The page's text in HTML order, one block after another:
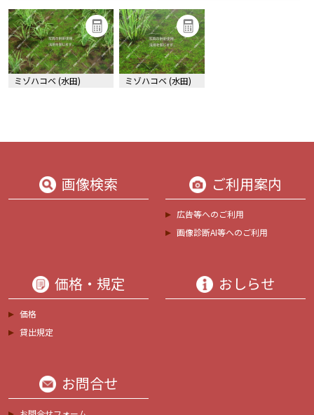
ミゾハコベ (水田) ミゾハコベ (水田)
画像検索 ご利用案内
広告等へのご利用
画像診断AI等へのご利用
価格・規定
価格
貸出規定
おしらせ
お問合せ